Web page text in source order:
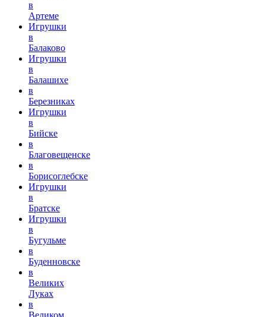
в
Артеме
Игрушки
в
Балаково
Игрушки
в
Балашихе
в
Березниках
Игрушки
в
Бийске
в
Благовещенске
в
Борисоглебске
Игрушки
в
Братске
Игрушки
в
Бугульме
в
Буденновске
в
Великих
Луках
в
Великом